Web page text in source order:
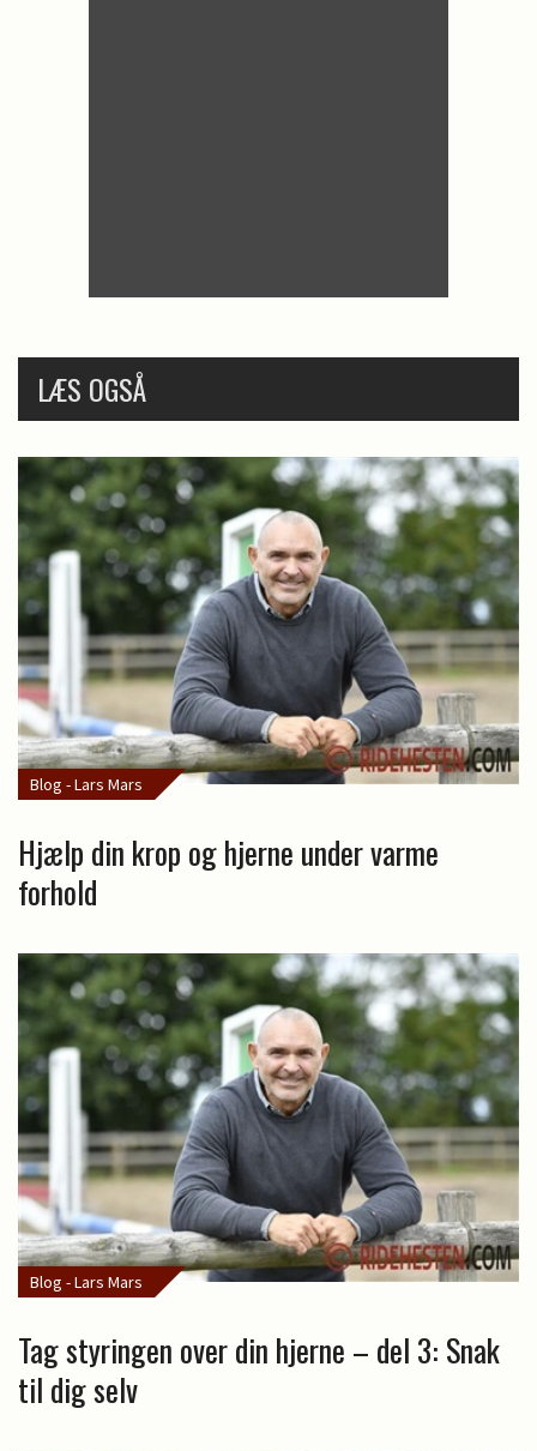
LÆS OGSÅ
Blog - Lars Mars
Hjælp din krop og hjerne under varme
forhold
Blog - Lars Mars
Tag styringen over din hjerne – del 3: Snak
til dig selv